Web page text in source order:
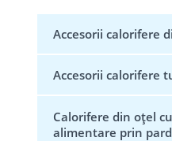
Accesorii calorifere
Accesorii calorifere
Calorifere din oțel cu
alimentare prin